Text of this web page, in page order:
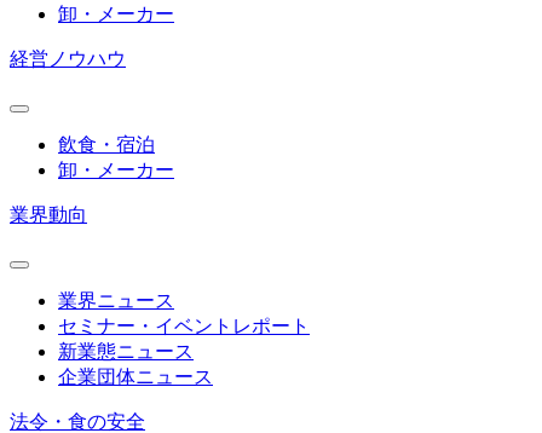
卸・メーカー
経営ノウハウ
飲食・宿泊
卸・メーカー
業界動向
業界ニュース
セミナー・イベントレポート
新業態ニュース
企業団体ニュース
法令・食の安全